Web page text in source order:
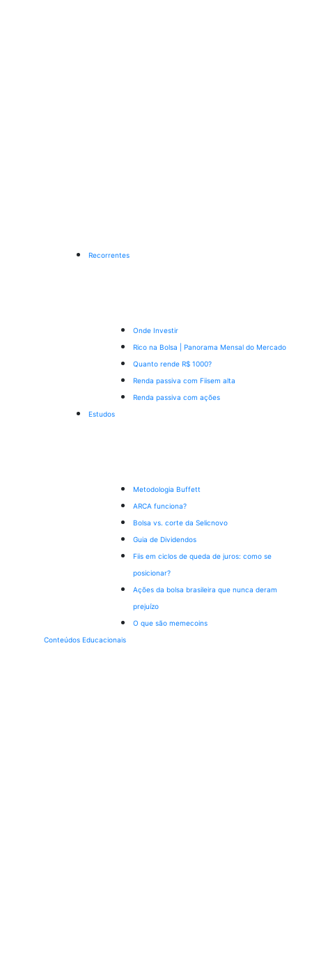
Recorrentes
Onde Investir
Rico na Bolsa | Panorama Mensal do Mercado
Quanto rende R$ 1000?
Renda passiva com Fiisem alta
Renda passiva com ações
Estudos
Metodologia Buffett
ARCA funciona?
Bolsa vs. corte da Selicnovo
Guia de Dividendos
Fiis em ciclos de queda de juros: como se
posicionar?
Ações da bolsa brasileira que nunca deram
prejuízo
O que são memecoins
Conteúdos Educacionais